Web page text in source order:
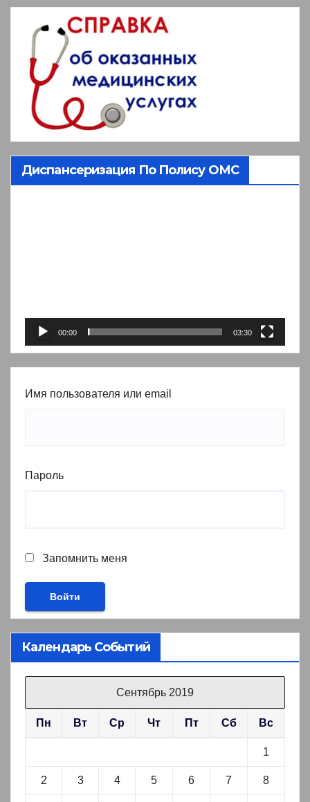
Диспансеризация По Полису ОМС
00:00 03:30
Имя пользователя или email
Пароль
Запомнить меня
Календарь Событий
Сентябрь 2019
Пн Вт Ср Чт Пт Сб Вс
1
2 3 4 5 6 7 8